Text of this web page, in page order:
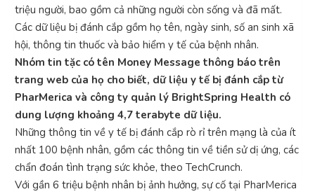
triệu người, bao gồm cả những người còn sống và đã mất.
Các dữ liệu bị đánh cắp gồm họ tên, ngày sinh, số an sinh xã
hội, thông tin thuốc và bảo hiểm y tế của bệnh nhân.
Nhóm tin tặc có tên Money Message thông báo trên
trang web của họ cho biết, dữ liệu y tế bị đánh cắp từ
PharMerica và công ty quản lý BrightSpring Health có
dung lượng khoảng 4,7 terabyte dữ liệu.
Những thông tin về y tế bị đánh cắp rò rỉ trên mạng là của ít
nhất 100 bệnh nhân, gồm các thông tin về tiền sử dị ứng, các
chẩn đoán tình trạng sức khỏe, theo TechCrunch.
Với gần 6 triệu bệnh nhân bị ảnh hưởng, sự cố tại PharMerica